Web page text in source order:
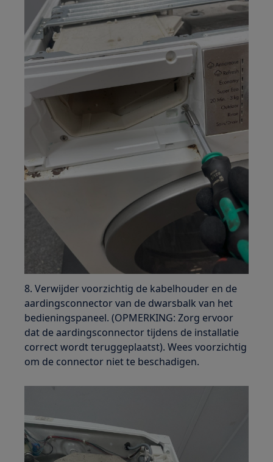
8. Verwijder voorzichtig de kabelhouder en de
aardingsconnector van de dwarsbalk van het
bedieningspaneel. (OPMERKING: Zorg ervoor
dat de aardingsconnector tijdens de installatie
correct wordt teruggeplaatst). Wees voorzichtig
om de connector niet te beschadigen.